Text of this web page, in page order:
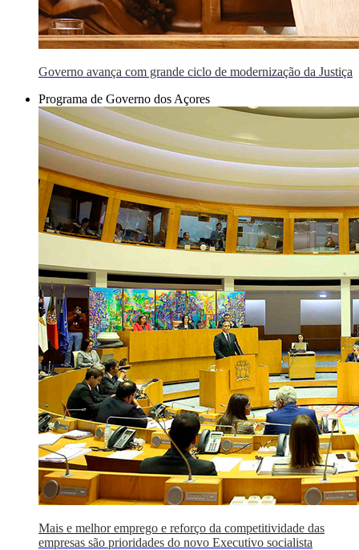
Governo avança com grande ciclo de modernização da Justiça
Programa de Governo dos Açores
Mais e melhor emprego e reforço da competitividade das
empresas são prioridades do novo Executivo socialista